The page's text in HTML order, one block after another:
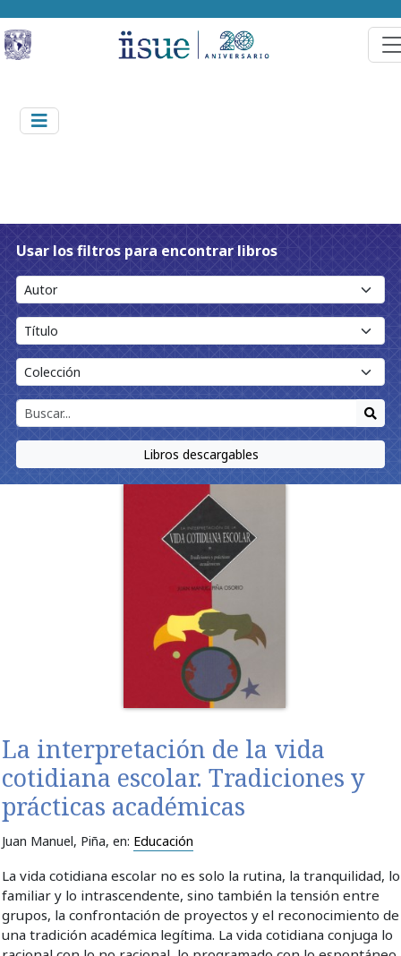
Usar los filtros para encontrar libros
Libros descargables
La interpretación de la vida
cotidiana escolar. Tradiciones y
prácticas académicas
Juan Manuel, Piña, en: Educación
La vida cotidiana escolar no es solo la rutina, la tranquilidad, lo
familiar y lo intrascendente, sino también la tensión entre
grupos, la confrontación de proyectos y el reconocimiento de
una tradición académica legítima. La vida cotidiana conjuga lo